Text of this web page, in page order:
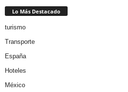
Lo Más Destacado
turismo
Transporte
España
Hoteles
México